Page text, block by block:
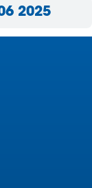
2025